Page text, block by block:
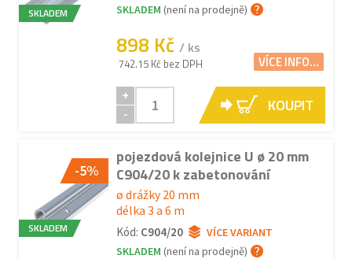
SKLADEM SKLADEM (není na prodejně)
898 Kč / ks
742.15 Kč bez DPH VÍCE INFO...
+
-
KOUPIT
-5%
SKLADEM
pojezdová kolejnice U ø 20 mm
C904/20 k zabetonování
ø drážky 20 mm
délka 3 a 6 m
Kód: C904/20
VÍCE VARIANT
SKLADEM (není na prodejně)